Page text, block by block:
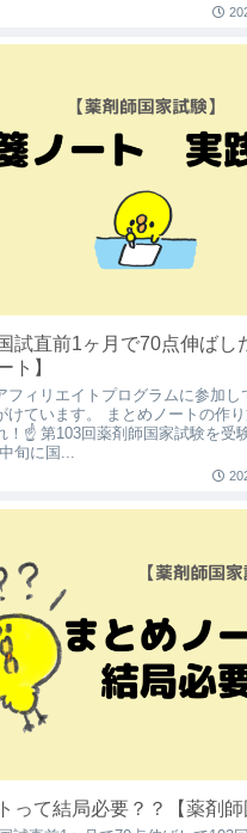
試直前1ヶ月で70点伸ばし
ト】
ィリエイトプログラムに参加し
けています。 まとめノートの作
！☝ 第103回薬剤師国家試験を受
旬に国...
って結局必要？？【薬剤師